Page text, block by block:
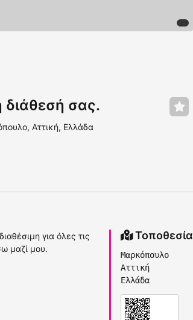
διάθεσή σας.
Αττική, Ελλάδα
Τοποθεσία
Μαρκόπουλο
Αττική
Ελλάδα
για όλες τις
μαζί μου.